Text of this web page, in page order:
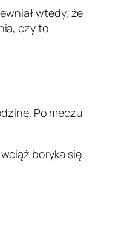
wtedy, że
czy to
Po meczu
boryka się